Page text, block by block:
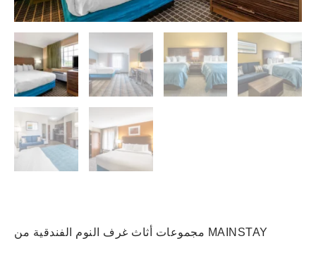
مجموعات أثاث غرف النوم الفندقية من MAINSTAY